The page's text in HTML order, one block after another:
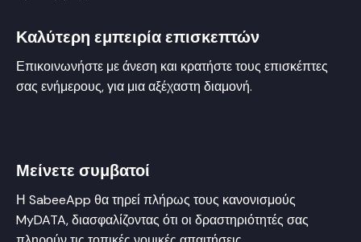
Καλύτερη εμπειρία επισκεπτών
Επικοινωνήστε με άνεση και κρατήστε τους επισκέπτες
σας ενήμερους, για μια αξέχαστη διαμονή.
Μείνετε συμβατοί
Η SabeeApp θα τηρεί πλήρως τους κανονισμούς
MyDATA, διασφαλίζοντας ότι οι δραστηριότητές σας